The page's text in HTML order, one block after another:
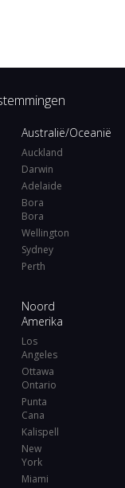
Australië/Oceanië
Auckland
Darwin
Adelaide
Bora
Bora
Wellington
Sydney
Perth
Noord
Amerika
Los
Angeles
Ottawa
Ontario
Punta
Cana
Kalispell
New
York
Miami